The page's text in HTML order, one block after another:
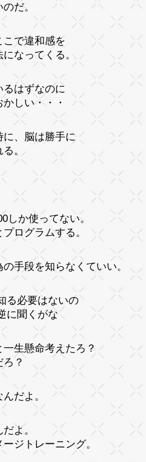
だ。
で違和感を
になってくる。
はずなのに
しい・・・
に、脳は勝手に
る。
しか使ってない。
ログラムする。
手段を知らなくていい。
る必要はないの
に聞くがな
生懸命考えたろ？
？
だよ。
よ。
ジトレーニング。